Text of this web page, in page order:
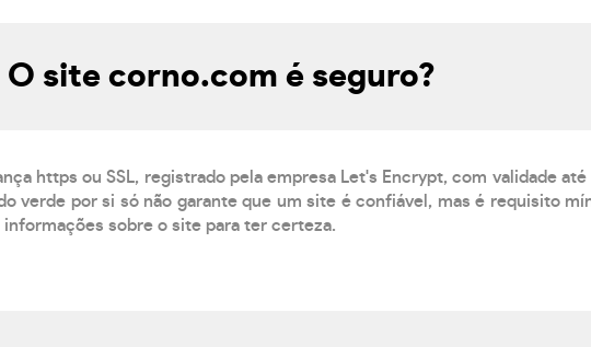
O site corno.com é seguro?
https ou SSL, registrado pela empresa Let's Encrypt, com validade
verde por si só não garante que um site é confiável, mas é requisito
sobre o site para ter certeza.